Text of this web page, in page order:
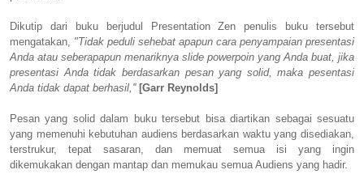
Dikutip dari buku berjudul Presentation Zen penulis buku tersebut
mengatakan, "Tidak peduli sehebat apapun cara penyampaian presentasi
Anda atau seberapapun menariknya slide powerpoin yang Anda buat, jika
presentasi Anda tidak berdasarkan pesan yang solid, maka pesentasi
Anda tidak dapat berhasil,'' [Garr Reynolds]
Pesan yang solid dalam buku tersebut bisa diartikan sebagai sesuatu
yang memenuhi kebutuhan audiens berdasarkan waktu yang disediakan,
terstrukur, tepat sasaran, dan memuat semua isi yang ingin
dikemukakan dengan mantap dan memukau semua Audiens yang hadir.